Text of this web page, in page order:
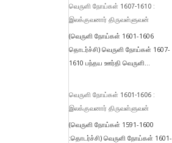
வெருளி நோய்கள் 1607-1610 :
இலக்குவனார் திருவள்ளுவன்
(வெருளி நோய்கள் 1601-1606
தொடர்ச்சி) வெருளி நோய்கள் 1607-
1610 பந்தய ஊர்தி வெருளி...
வெருளி நோய்கள் 1601-1606 :
இலக்குவனார் திருவள்ளுவன்
(வெருளி நோய்கள் 1591-1600
:தொடர்ச்சி) வெருளி நோய்கள் 1601-